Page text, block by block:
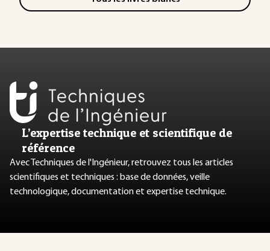
L’expertise technique et scientifique de
référence
Avec Techniques de l'Ingénieur, retrouvez tous les articles
scientifiques et techniques : base de données, veille
technologique, documentation et expertise technique.